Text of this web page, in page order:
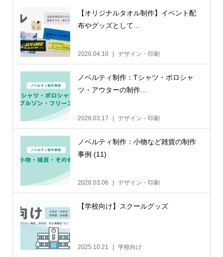
【オリジナルタオル制作】イベント配
布やグッズとして...
2026.04.10 デザイン・印刷
ノベルティ制作：Tシャツ・ポロシャ
ツ・アウターの制作...
2026.03.17 デザイン・印刷
ノベルティ制作：小物など雑貨の制作
事例 (11)
2026.03.06 デザイン・印刷
【学校向け】スクールグッズ
2025.10.21 学校向け